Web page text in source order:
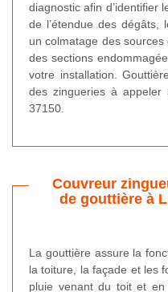
diagnostic afin d’identifier
de l’étendue des dégâts,
un colmatage des
des sections
votre installation.
des zingueries à
37150.
Couvreur
de gouttière à
La gouttière assure la
la toiture, la façade et les
pluie venant du toit et en